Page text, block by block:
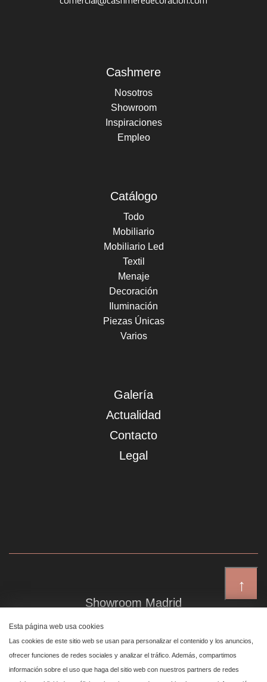
↑
Cashmere
Nosotros
Showroom
Inspiraciones
Empleo
Catálogo
Todo
Mobiliario
Mobiliario Led
Textil
Menaje
Decoración
Iluminación
Piezas Únicas
Varios
Galería
Actualidad
Contacto
Legal
Showroom Madrid
Plaza de Canalejas 6, 4 izq
Centro, 28014 Madrid
Esta página web usa cookies
Las cookies de este sitio web se usan para personalizar el contenido y los anuncios,
ofrecer funciones de redes sociales y analizar el tráfico. Además, compartimos
información sobre el uso que haga del sitio web con nuestros partners de redes